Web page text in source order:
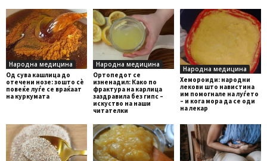
Народна медицина
Од сува кашлица до
отечени нозе: зошто сè
повеќе луѓе се враќаат
на куркумата
Народна медицина
Ортопедот се
изненадил: Како по
фрактура на карлица
заздравила без гипс –
искуство на наши
читателки
Народна медицина
Хемороиди: народни
лекови што навистина
им помогнале на луѓето
– и кога мора да се оди
на лекар